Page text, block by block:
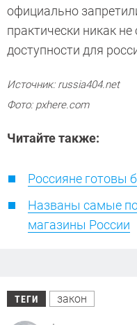
официально
практически никак не
доступности для
Источник: russia404.net
Фото: pxhere.com
Читайте также:
Россияне готовы
Названы самые
магазины России
ТЕГИ закон